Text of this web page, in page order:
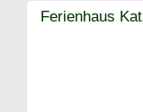
Ferienhaus